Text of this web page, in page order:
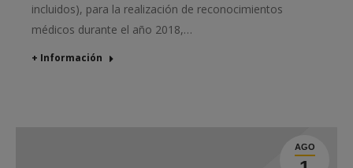
incluidos), para la realización de reconocimientos
médicos durante el año 2018,…
+ Información
AGO